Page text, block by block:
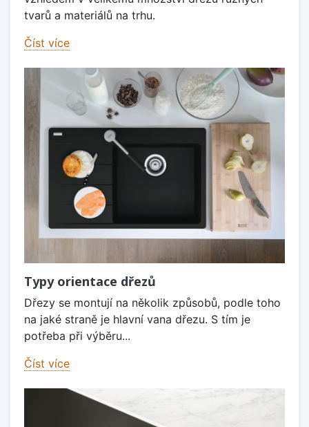
tvarů a materiálů na trhu.
Číst více
Typy orientace dřezů
Dřezy se montují na několik způsobů, podle toho
na jaké straně je hlavní vana dřezu. S tím je
potřeba při výběru...
Číst více